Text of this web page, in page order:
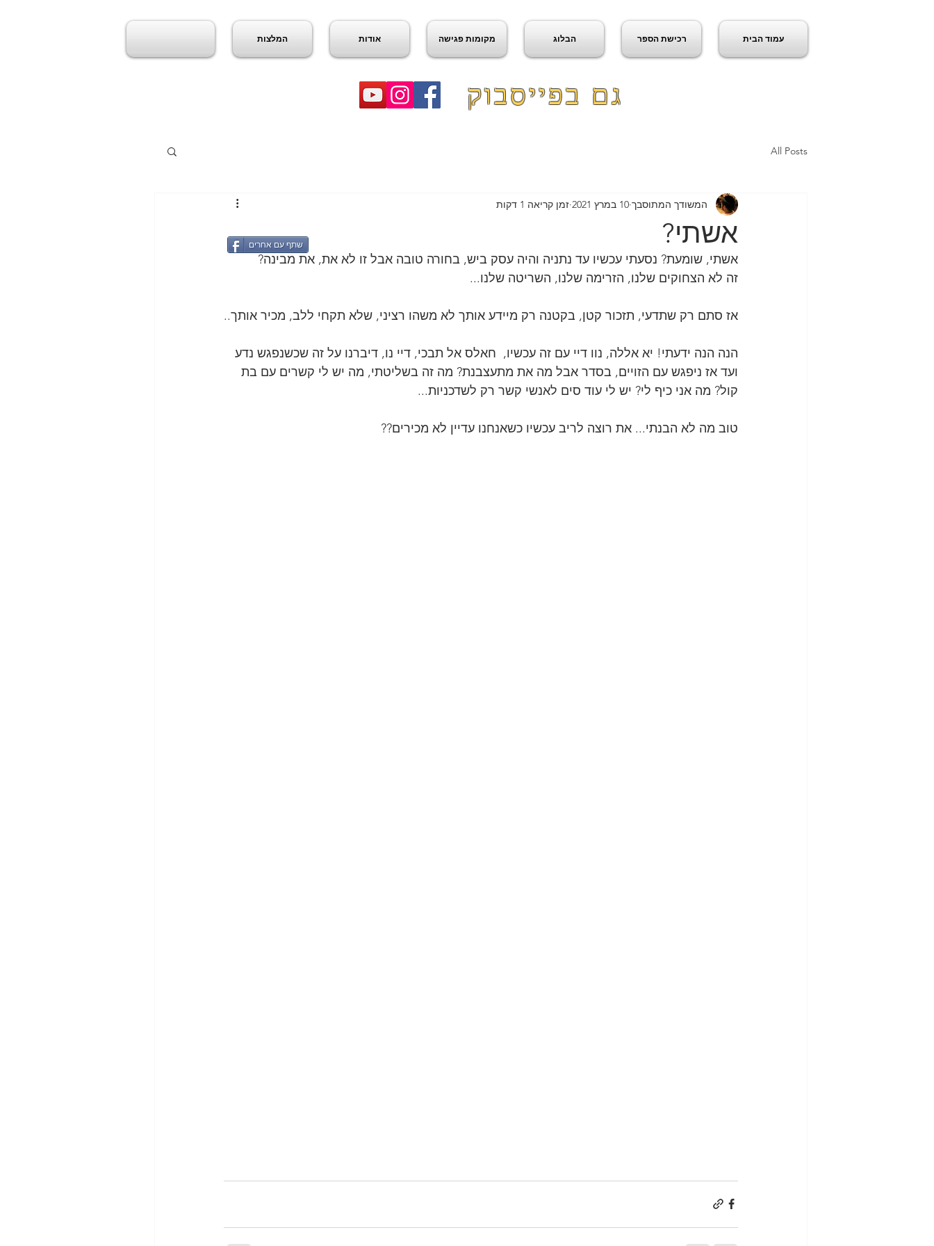
עמוד הבית רכישת הספר הבלוג מקומות פגישה אודות המלצות
גם בפייסבוק
All Posts
אשתי?
המשודך המתוסבך 10 במרץ 2021 זמן קריאה 1 דקות
אשתי, שומעת? נסעתי עכשיו עד נתניה והיה עסק ביש, בחורה טובה אבל זו לא את, את מבינה?
זה לא הצחוקים שלנו, הזרימה שלנו, השריטה שלנו...
אז סתם רק שתדעי, תזכור קטן, בקטנה רק מיידע אותך לא משהו רציני, שלא תקחי ללב, מכיר אותך..
הנה הנה ידעתי! יא אללה, נוו דיי עם זה עכשיו,  חאלס אל תבכי, דיי נו, דיברנו על זה שכשנפגש נדע
ועד אז ניפגש עם הזויים, בסדר אבל מה את מתעצבנת? מה זה בשליטתי, מה יש לי קשרים עם בת
קול? מה אני כיף לי? יש לי עוד סים לאנשי קשר רק לשדכניות...
טוב מה לא הבנתי... את רוצה לריב עכשיו כשאנחנו עדיין לא מכירים??
שתף עם אחרים